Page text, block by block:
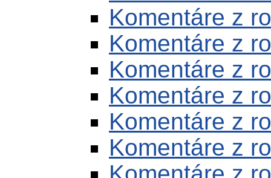
Komentáre z
Komentáre z
Komentáre z
Komentáre z
Komentáre z
Komentáre z